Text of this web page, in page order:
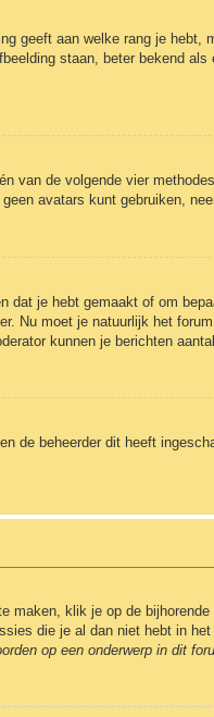
geeft aan welke rang je
staan, beter bekend
van de volgende vier
avatars kunt gebruiken,
je hebt gemaakt of om
Nu moet je natuurlijk het
kunnen je berichten
de beheerder dit heeft
klik je op de
die je al dan niet hebt in
op een onderwerp in dit